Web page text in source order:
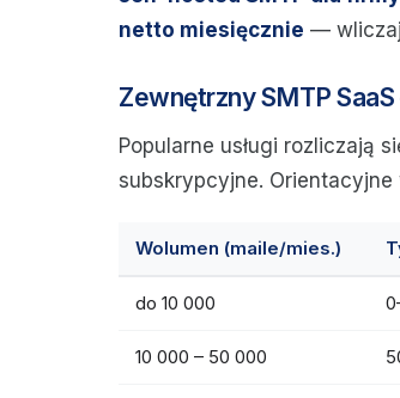
netto miesięcznie —
Zewnętrzny SMTP
Popularne usługi rozliczają
subskrypcyjne.
Wolumen (maile/mies.)
do 10 000
10 000 – 50 000